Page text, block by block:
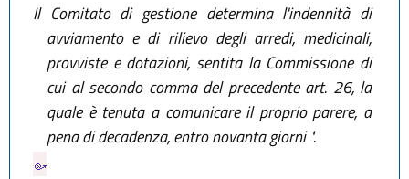
Il Comitato di gestione determina l'indennità di
avviamento e di rilievo degli arredi, medicinali,
provviste e dotazioni, sentita la Commissione di
cui al secondo comma del precedente art. 26, la
quale è tenuta a comunicare il proprio parere, a
pena di decadenza, entro novanta giorni ".